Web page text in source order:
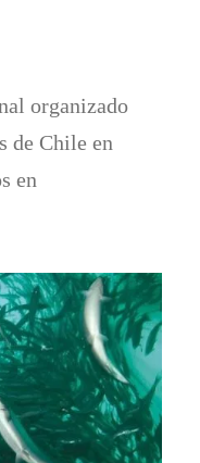
organizado
de Chile en
en